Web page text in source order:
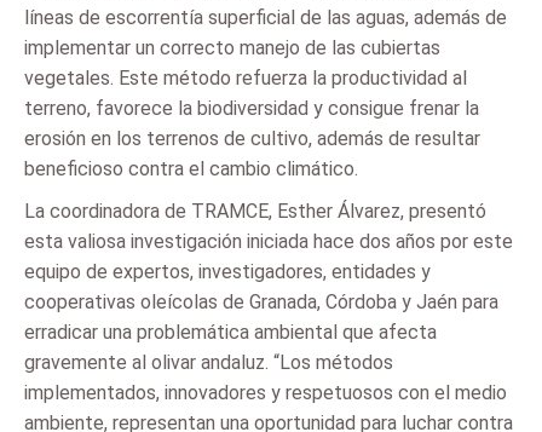
líneas de escorrentía superficial de las aguas, además de
implementar un correcto manejo de las cubiertas
vegetales. Este método refuerza la productividad al
terreno, favorece la biodiversidad y consigue frenar la
erosión en los terrenos de cultivo, además de resultar
beneficioso contra el cambio climático.
La coordinadora de TRAMCE, Esther Álvarez, presentó
esta valiosa investigación iniciada hace dos años por este
equipo de expertos, investigadores, entidades y
cooperativas oleícolas de Granada, Córdoba y Jaén para
erradicar una problemática ambiental que afecta
gravemente al olivar andaluz. “Los métodos
implementados, innovadores y respetuosos con el medio
ambiente, representan una oportunidad para luchar contra